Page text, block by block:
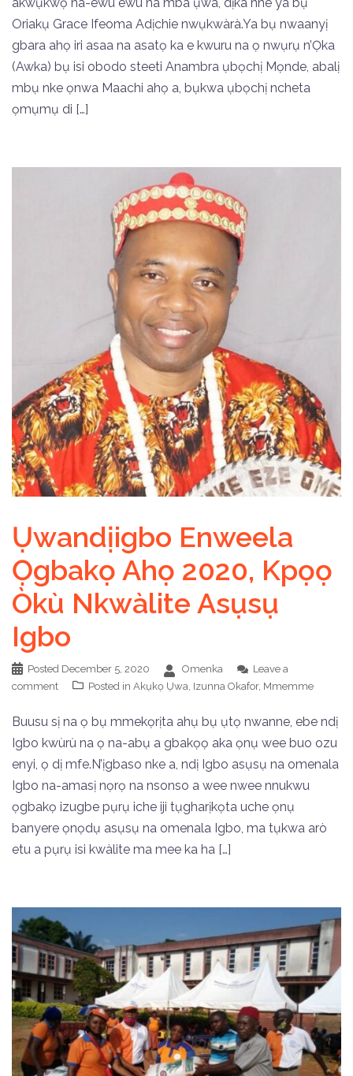
Oriakụ Grace Ifeoma Adịchie nwụkwàrà.Ya bụ nwaanyị
gbara ahọ iri asaa na asatọ ka e kwuru na ọ nwụrụ n’Ọka
(Awka) bụ isi obodo steeti Anambra ụbọchị Mọnde, abalị
mbụ nke ọnwa Maachi ahọ a, bụkwa ụbọchị ncheta
ọmụmụ di […]
Ụwandịigbo Enweela
Ọgbakọ Ahọ 2020, Kpọọ
Òkù Nkwàlite Asụsụ
Igbo
Posted December 5, 2020 Omenka
Leave a
comment
Posted in Akụkọ Ụwa Izunna Okafor, Mmemme
Buusu sị na ọ bụ mmekọrịta ahụ bụ ụtọ nwanne, ebe ndị
Igbo kwùrù na ọ na-abụ a gbakọọ aka ọnụ wee buo ozu
enyi, ọ dị mfe.N’ịgbaso nke a, ndị Igbo asụsụ na omenala
Igbo na-amasị nọrọ na nsonso a wee nwee nnukwu
ọgbakọ izugbe pụrụ iche iji tụgharịkọta uche ọnụ
banyere ọnọdụ asụsụ na omenala Igbo, ma tụkwa arò
etu a pụrụ isi kwàlite ma mee ka ha […]